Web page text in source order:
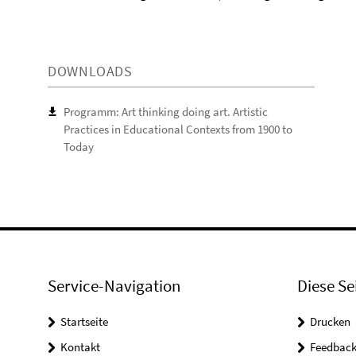
DOWNLOADS
Programm: Art thinking doing art. Artistic
Practices in Educational Contexts from 1900 to
Today
Service-Navigation
Startseite
Kontakt
Diese
Drucken
Feedback